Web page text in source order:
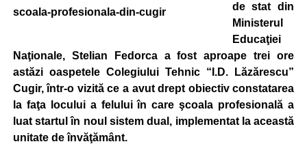
de stat din
Ministerul
Educaţiei
Naţionale, Stelian Fedorca a fost aproape trei ore
astăzi oaspetele Colegiului Tehnic “I.D. Lăzărescu”
Cugir, într-o vizită ce a avut drept obiectiv constatarea
la faţa locului a felului în care şcoala profesională a
luat startul în noul sistem dual, implementat la această
unitate de învăţământ.